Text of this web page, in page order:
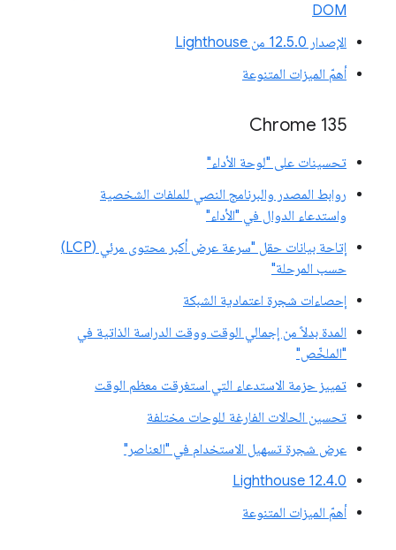
DOM
الإصدار 12.5.0 من Lighthouse
أهمّ الميزات المتنوعة
Chrome 135
تحسينات على "لوحة الأداء"
روابط المصدر والبرنامج النصي للملفات الشخصية
واستدعاء الدوال في "الأداء"
إتاحة بيانات حقل "سرعة عرض أكبر محتوى مرئي (LCP)
حسب المرحلة"
إحصاءات شجرة اعتمادية الشبكة
المدة بدلاً من إجمالي الوقت ووقت الدراسة الذاتية في
"الملخّص"
تمييز حزمة الاستدعاء التي استغرقت معظم الوقت
تحسين الحالات الفارغة للوحات مختلفة
عرض شجرة تسهيل الاستخدام في "العناصر"
‫Lighthouse 12.4.0
أهمّ الميزات المتنوعة